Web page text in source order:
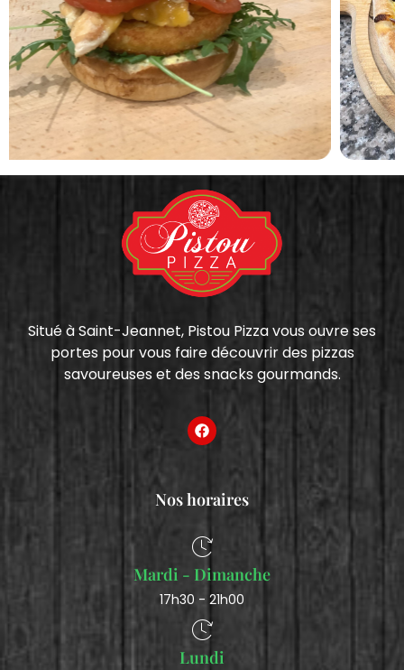
Situé à Saint-Jeannet, Pistou Pizza vous ouvre ses
portes pour vous faire découvrir des pizzas
savoureuses et des snacks gourmands.
Nos horaires
Mardi - Dimanche
17h30 - 21h00
Lundi